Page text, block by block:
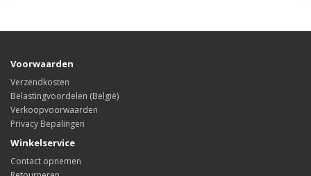
Voorwaarden
Verzendkosten
Belastingvoordelen (België)
Verkoopvoorwaarden
Privacy Bepalingen
Winkelservice
Contact opnemen